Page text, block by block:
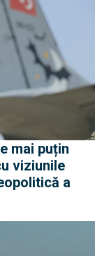
mai puțin
viziunile
a